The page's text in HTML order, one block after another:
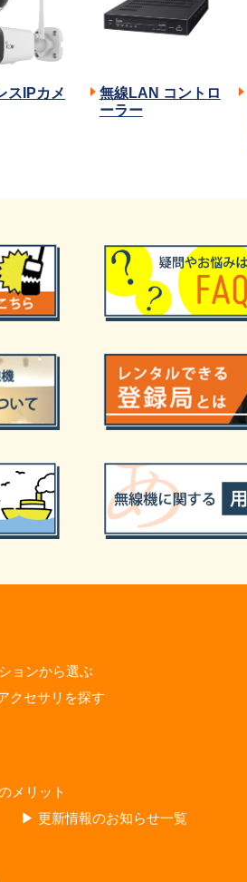
スIPカメ
無線LAN コントロ
ーラー
ョンから選ぶ
クセサリを探す
メリット
▶ 更新情報のお知らせ一覧